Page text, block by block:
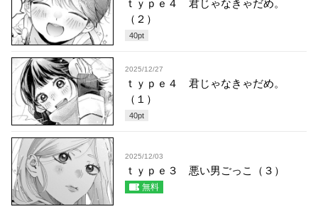
ｔｙｐｅ４ 君じゃなきゃだめ。
（２）
40pt
2025/12/27
ｔｙｐｅ４ 君じゃなきゃだめ。
（１）
40pt
2025/12/03
ｔｙｐｅ３ 悪い男ごっこ（３）
無料